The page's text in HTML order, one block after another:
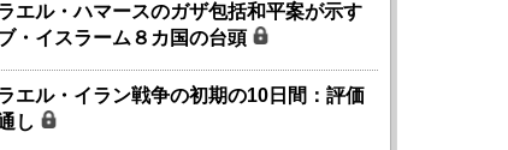
エル・ハマースのガザ包括和平案が示す
・イスラーム８カ国の台頭
エル・イラン戦争の初期の10日間：評価
し